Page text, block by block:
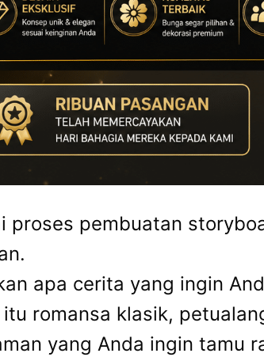
proses pembuatan
apa cerita yang ingin
romansa klasik,
yang Anda ingin tamu